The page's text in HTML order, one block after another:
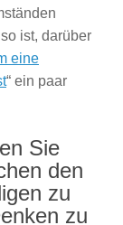
ist, darüber
eine
“ ein paar
Sie
den
zu
zu